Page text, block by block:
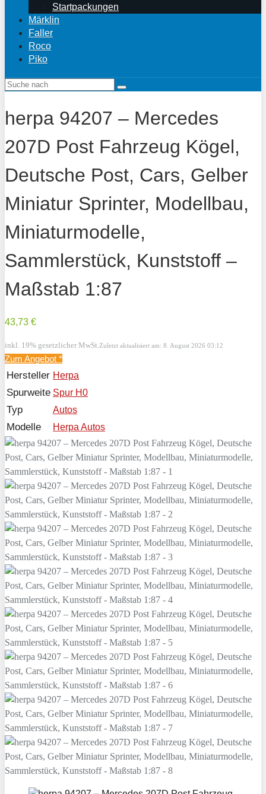
Startpackungen
Märklin
Faller
Roco
Piko
herpa 94207 – Mercedes
207D Post Fahrzeug Kögel,
Deutsche Post, Cars, Gelber
Miniatur Sprinter, Modellbau,
Miniaturmodelle,
Sammlerstück, Kunststoff –
Maßstab 1:87
43,73 €
inkl. 19% gesetzlicher MwSt. Zuletzt aktualisiert am: 8. August 2026 03:12
Zum Angebot *
Hersteller Herpa
Spurweite Spur H0
Typ Autos
Modelle Herpa Autos